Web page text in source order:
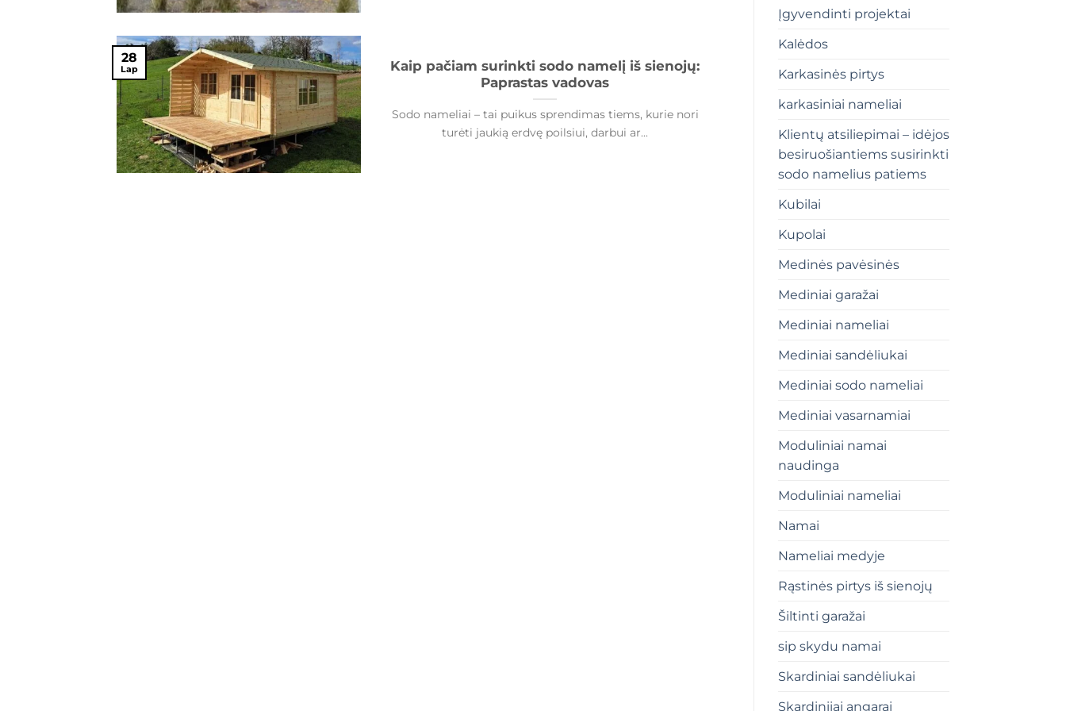
Kaip pačiam surinkti sodo namelį iš sienojų:
Paprastas vadovas
Sodo nameliai – tai puikus sprendimas tiems, kurie nori
turėti jaukią erdvę poilsiui, darbui ar...
28
Lap
Įgyvendinti projektai
Kalėdos
Karkasinės pirtys
karkasiniai nameliai
Klientų atsiliepimai – idėjos
besiruošiantiems susirinkti
sodo namelius patiems
Kubilai
Kupolai
Medinės pavėsinės
Mediniai garažai
Mediniai nameliai
Mediniai sandėliukai
Mediniai sodo nameliai
Mediniai vasarnamiai
Moduliniai namai
naudinga
Moduliniai nameliai
Namai
Nameliai medyje
Rąstinės pirtys iš sienojų
Šiltinti garažai
sip skydu namai
Skardiniai sandėliukai
Skardiniiai angarai